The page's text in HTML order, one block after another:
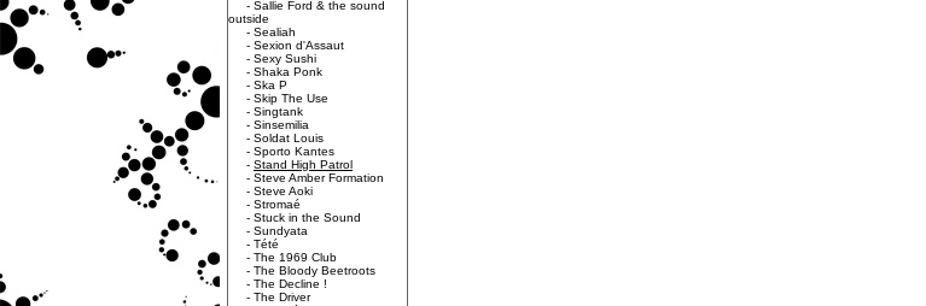
- Sallie Ford & the sound
outside
- Sealiah
- Sexion d'Assaut
- Sexy Sushi
- Shaka Ponk
- Ska P
- Skip The Use
- Singtank
- Sinsemilia
- Soldat Louis
- Sporto Kantes
- Stand High Patrol
- Steve Amber Formation
- Steve Aoki
- Stromaé
- Stuck in the Sound
- Sundyata
- Tété
- The 1969 Club
- The Bloody Beetroots
- The Decline !
- The Driver